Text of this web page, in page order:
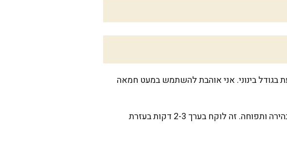
טבעת בגודל בינוני. אני אוהבת להשתמש במעט חמאה
בקערת ערבוב גדולה, טורפים את הביצים והסוכר עד שמתקבלת תערובת בהירה ותפוחה. זה לוקח בערך 2-3 דקות בעזרת